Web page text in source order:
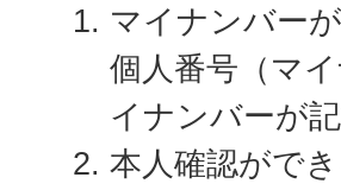
マイナンバー
個人番号（マ
イナンバーが
本人確認がで